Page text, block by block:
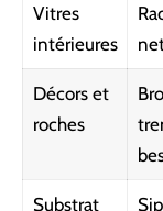
Vitres
intérieures
Décors et
roches
Substrat